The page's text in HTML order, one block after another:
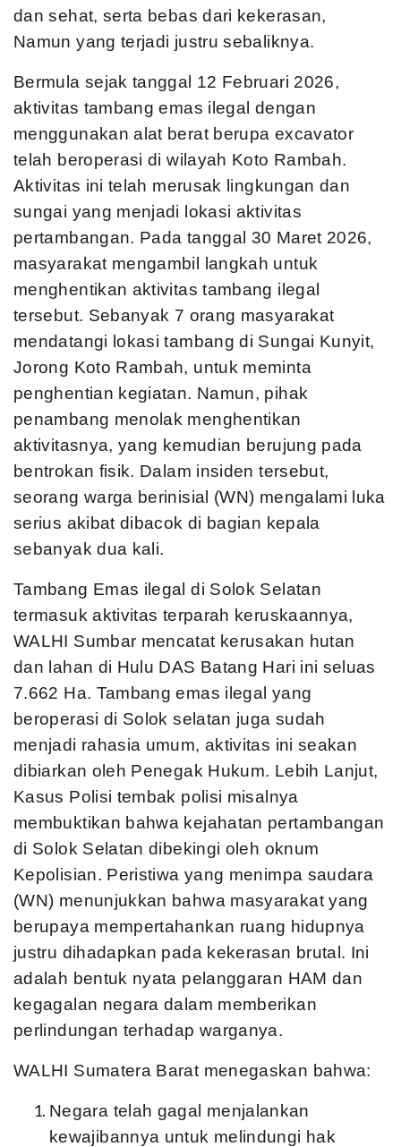
dan sehat, serta bebas dari kekerasan,
Namun yang terjadi justru sebaliknya.
Bermula sejak tanggal 12 Februari 2026,
aktivitas tambang emas ilegal dengan
menggunakan alat berat berupa excavator
telah beroperasi di wilayah Koto Rambah.
Aktivitas ini telah merusak lingkungan dan
sungai yang menjadi lokasi aktivitas
pertambangan. Pada tanggal 30 Maret 2026,
masyarakat mengambil langkah untuk
menghentikan aktivitas tambang ilegal
tersebut. Sebanyak 7 orang masyarakat
mendatangi lokasi tambang di Sungai Kunyit,
Jorong Koto Rambah, untuk meminta
penghentian kegiatan. Namun, pihak
penambang menolak menghentikan
aktivitasnya, yang kemudian berujung pada
bentrokan fisik. Dalam insiden tersebut,
seorang warga berinisial (WN) mengalami luka
serius akibat dibacok di bagian kepala
sebanyak dua kali.
Tambang Emas ilegal di Solok Selatan
termasuk aktivitas terparah keruskaannya,
WALHI Sumbar mencatat kerusakan hutan
dan lahan di Hulu DAS Batang Hari ini seluas
7.662 Ha. Tambang emas ilegal yang
beroperasi di Solok selatan juga sudah
menjadi rahasia umum, aktivitas ini seakan
dibiarkan oleh Penegak Hukum. Lebih Lanjut,
Kasus Polisi tembak polisi misalnya
membuktikan bahwa kejahatan pertambangan
di Solok Selatan dibekingi oleh oknum
Kepolisian. Peristiwa yang menimpa saudara
(WN) menunjukkan bahwa masyarakat yang
berupaya mempertahankan ruang hidupnya
justru dihadapkan pada kekerasan brutal. Ini
adalah bentuk nyata pelanggaran HAM dan
kegagalan negara dalam memberikan
perlindungan terhadap warganya.
WALHI Sumatera Barat menegaskan bahwa:
Negara telah gagal menjalankan
kewajibannya untuk melindungi hak